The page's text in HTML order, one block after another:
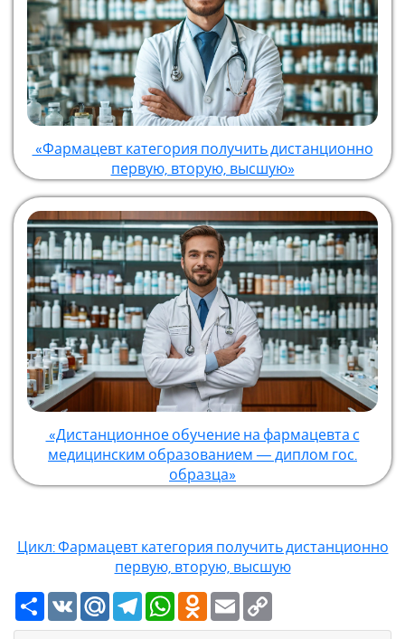
«Фармацевт категория получить дистанционно
первую, вторую, высшую»
«Дистанционное обучение на фармацевта с
медицинским образованием — диплом гос.
образца»
Цикл: Фармацевт категория получить дистанционно
первую, вторую, высшую
Ресурс
VK Mail.RuTelegramWhatsAppOdnoklassniki
Email